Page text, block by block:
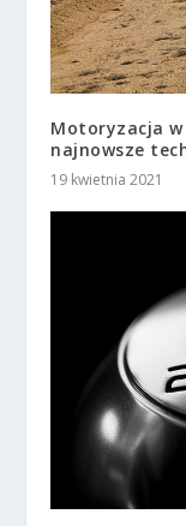
Motoryzacja
najnowsze
19 kwietnia 2021